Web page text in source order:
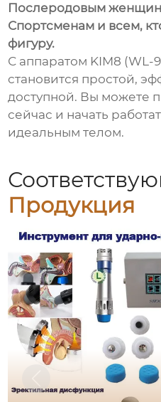
Послеродовым
Спортсменам и всем,
фигуру.
С аппаратом KIM8 (WL-
становится простой,
доступной. Вы можете
сейчас и начать
идеальным телом.
Продукция